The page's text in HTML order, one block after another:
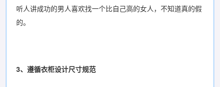
听人讲成功的男人喜欢找一个比自己高的女人，不知道真的假
的。
3、遵循衣柜设计尺寸规范